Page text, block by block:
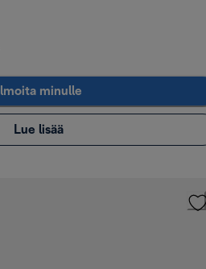
Ilmoita minulle
Lue lisää